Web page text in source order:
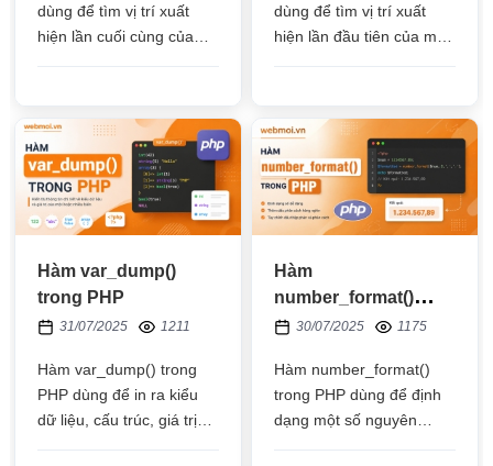
dùng để tìm vị trí xuất
hiện lần cuối cùng của
dùng để tìm vị trí xuất
hiện lần đầu tiên của một
khoảng trắng
Hàm var_dump()
trong PHP
31/07/2025 1211
Hàm var_dump() trong
PHP dùng để in ra kiểu
dữ liệu, cấu trúc, giá trị
Hàm
number_format()
trong PHP
30/07/2025 1175
Hàm number_format()
trong PHP dùng để định
dạng một số nguyên